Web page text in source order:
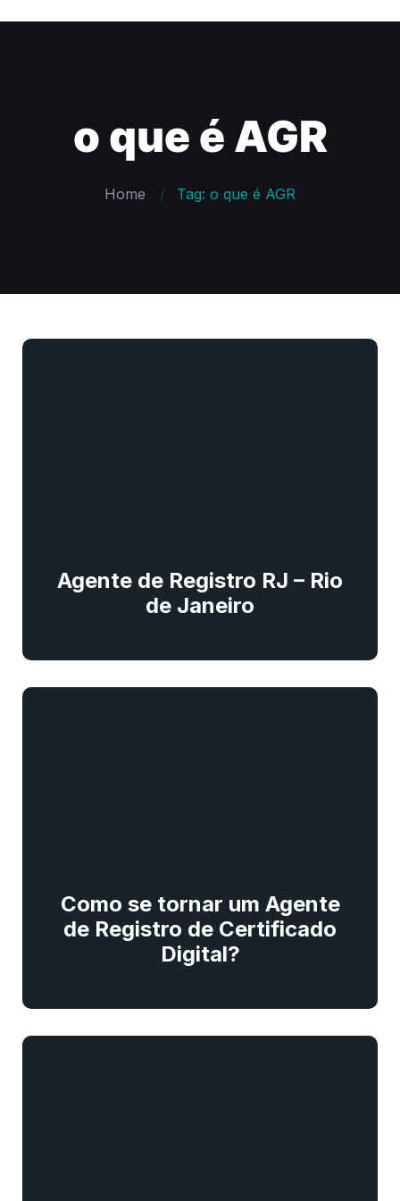
o que é AGR
Home Tag: o que é AGR
Agente de Registro RJ – Rio
de Janeiro
Como se tornar um Agente
de Registro de Certificado
Digital?